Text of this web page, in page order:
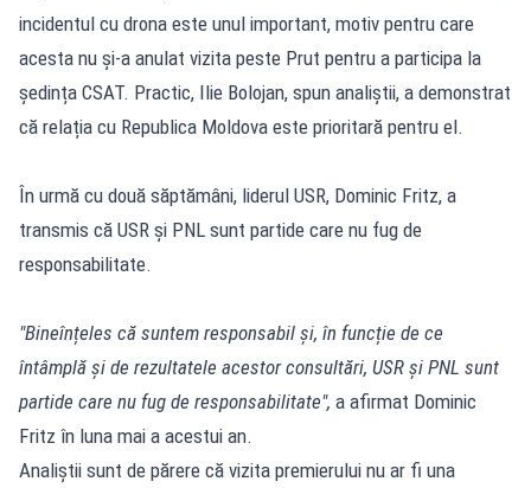
incidentul cu drona este unul important, motiv pentru care
acesta nu și-a anulat vizita peste Prut pentru a participa la
ședința CSAT. Practic, Ilie Bolojan, spun analiștii, a demonstrat
că relația cu Republica Moldova este prioritară pentru el.
În urmă cu două săptămâni, liderul USR, Dominic Fritz, a
transmis că USR și PNL sunt partide care nu fug de
responsabilitate.
"Bineînțeles că suntem responsabil și, în funcție de ce
întâmplă și de rezultatele acestor consultări, USR și PNL sunt
partide care nu fug de responsabilitate", a afirmat Dominic
Fritz în luna mai a acestui an.
Analiștii sunt de părere că vizita premierului nu ar fi una